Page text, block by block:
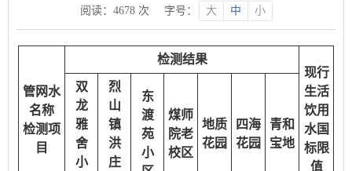
阅读： 4678次 字号： 大 中 小
管网水
名称
检测项
目
检测结果
现行
生活
饮用
水国
标限
值
双
龙
雅
舍
小
烈
山
镇
洪
庄
东
渡
苑
小
煤师
院老
校区
地质
花园
四海
花园
青和
宝地